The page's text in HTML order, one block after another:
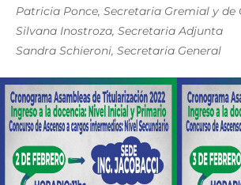
Patricia Ponce, Secretaria Gremial y de
Silvana Inostroza, Secretaria Adjunta
Sandra Schieroni, Secretaria General